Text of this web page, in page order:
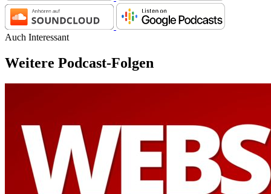
Auch Interessant
Weitere Podcast-Folgen